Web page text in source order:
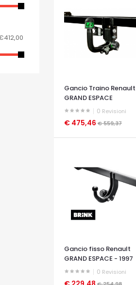
Gancio Traino Renault
GRAND ESPACE
0 Revisioni
€ 475,46 € 559,37
Gancio fisso Renault
GRAND ESPACE - 1997
2002
0 Revisioni